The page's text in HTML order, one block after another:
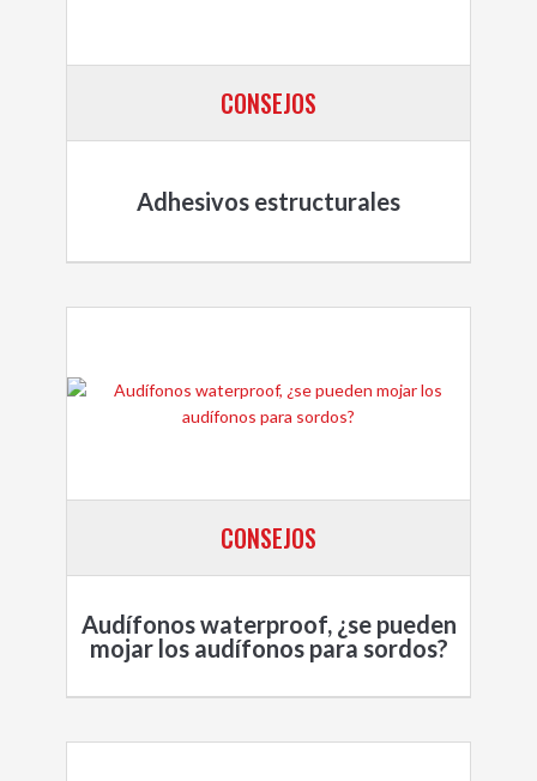
CONSEJOS
Adhesivos estructurales
CONSEJOS
Audífonos waterproof, ¿se pueden
mojar los audífonos para sordos?